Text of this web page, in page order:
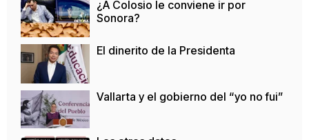
¿A Colosio le conviene ir por
Sonora?
El dinerito de la Presidenta
Vallarta y el gobierno del “yo no fui”